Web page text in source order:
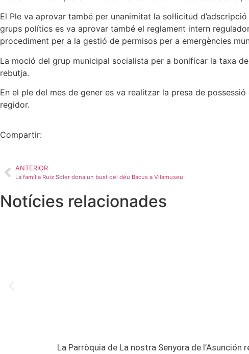
El Ple va aprovar també per unanimitat la sol·licitud
grups polítics es va aprovar també el reglament intern
procediment per a la gestió de permisos per a emergències
La moció del grup municipal socialista per a bonificar la taxa
rebutja.
En el ple del mes de gener es va realitzar la presa de
regidor.
Compartir:
ANTERIOR
La família Ruiz Soler dona un bust del déu Bacus a Vilamuseu
Notícies relacionades
La Parròquia de La nostra Senyora de